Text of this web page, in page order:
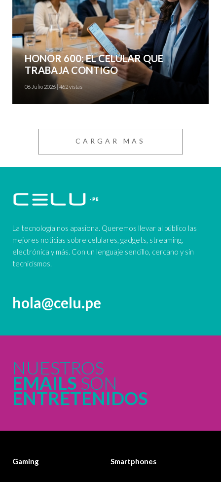
HONOR 600: EL CELULAR QUE
TRABAJA CONTIGO
08 Julio 2026 | 462 vistas
CARGAR MAS
La tecnología nos apasiona. Queremos llevar al público las
mejores noticias sobre celulares, gadgets, streaming,
electrónica y más. Con un lenguaje sencillo, cercano y sin
tecnicismos.
hola@celu.pe
NUESTROS
EMAILS SON
ENTRETENIDOS
Gaming Smartphones